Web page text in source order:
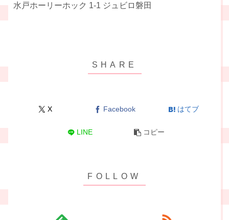
水戸ホーリーホック 1-1 ジュビロ磐田
X Facebook はてブ
LINE コピー